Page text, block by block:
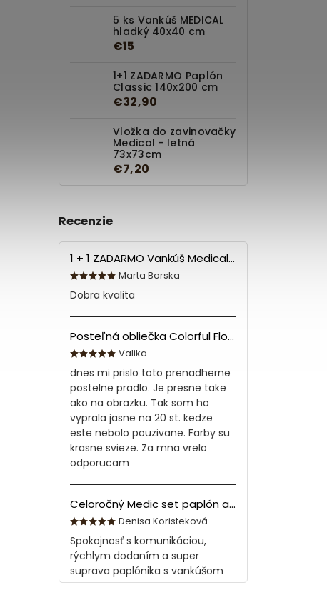
5 ks Vankúš MEDICAL
hladký 40x40 cm
€15
1+1 ZADARMO Paplón
Classic 140x200 cm
€32,90
Vložka do zavinovačky
Medical - letná
73x73cm
€7,20
Recenzie
1 + 1 ZADARMO Vankúš Medical 70x90 cm
Marta Borska
Dobra kvalita
Posteľná obliečka Colorful Flowers Modrá 140x200/70x90 cm
Valika
dnes mi prislo toto prenadherne
postelne pradlo. Je presne take
ako na obrazku. Tak som ho
vyprala jasne na 20 st. kedze
este nebolo pouzivane. Farby su
krasne svieze. Za mna vrelo
odporucam
Celoročný Medic set paplón a vankúš z bavlny
Denisa Koristeková
Spokojnosť s komunikáciou,
rýchlym dodaním a super
suprava paplónika s vankúšom